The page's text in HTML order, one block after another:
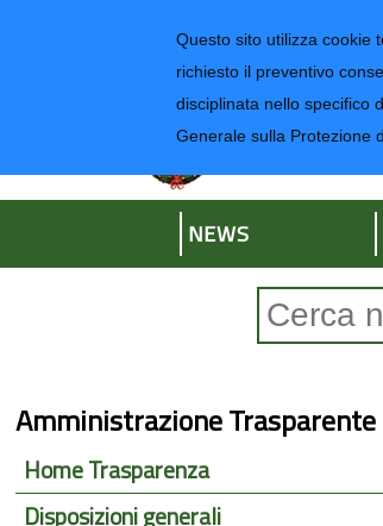
Questo sito utilizza cookie
richiesto il preventivo
disciplinata nello specifico
Generale sulla Protezione
Regione Liguria
NEWS
Amministrazione Trasparente
Home Trasparenza
Disposizioni generali